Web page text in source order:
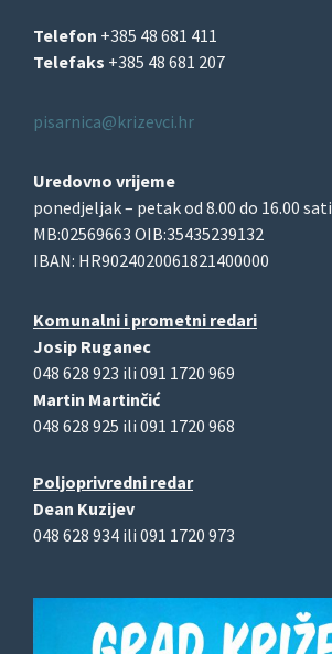
Telefon +385 48 681 411
Telefaks +385 48 681 207
pisarnica@krizevci.hr
Uredovno vrijeme
ponedjeljak – petak od 8.00 do 16.00 sati
MB:02569663 OIB:35435239132
IBAN: HR9024020061821400000
Komunalni i prometni redari
Josip Ruganec
048 628 923 ili 091 1720 969
Martin Martinčić
048 628 925 ili 091 1720 968
Poljoprivredni redar
Dean Kuzijev
048 628 934 ili 091 1720 973